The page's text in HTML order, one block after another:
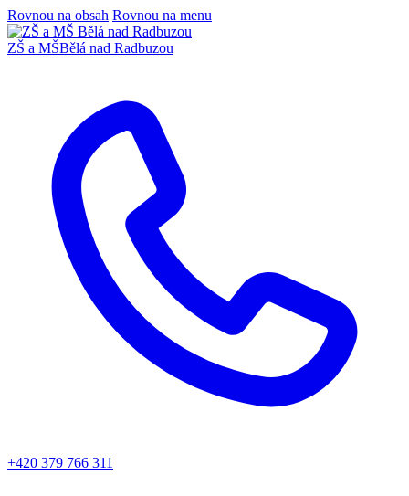
Rovnou na obsah Rovnou na menu
ZŠ a MŠBělá nad Radbuzou
+420 379 766 311